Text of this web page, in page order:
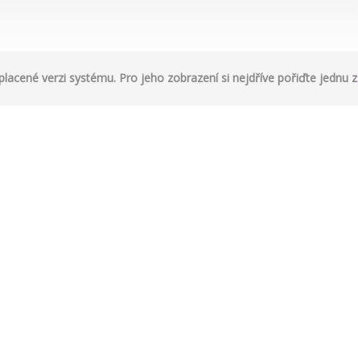
verzi systému. Pro jeho zobrazení si nejdříve pořiďte jednu z